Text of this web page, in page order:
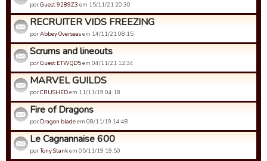
porGuest 9289Z3 em 15/11/21 20:30
RECRUITER VIDS FREEZING
porAbbey Overseasem 14/11/21 08:15
Scrums and lineouts
porGuest ETWQD5em 04/11/21 12:34
MARVEL GUILDS
porCRUSHEDem 11/11/19 04:18
Fire of Dragons
por Dragon bladeem 08/11/19 14:48
Le Cagnannaise 600
porTony Stankem 05/11/19 19:50